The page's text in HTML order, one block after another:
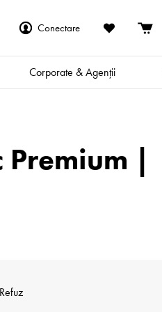
Conectare
Corporate & Agenții
Premium |